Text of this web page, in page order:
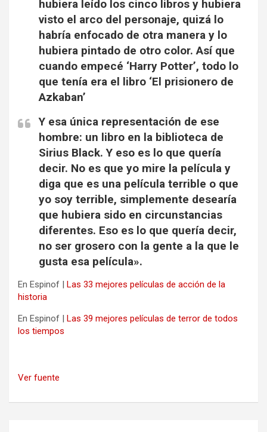
hubiera leído los cinco libros y hubiera
visto el arco del personaje, quizá lo
habría enfocado de otra manera y lo
hubiera pintado de otro color. Así que
cuando empecé ‘Harry Potter’, todo lo
que tenía era el libro ‘El prisionero de
Azkaban’
Y esa única representación de ese
hombre: un libro en la biblioteca de
Sirius Black. Y eso es lo que quería
decir. No es que yo mire la película y
diga que es una película terrible o que
yo soy terrible, simplemente desearía
que hubiera sido en circunstancias
diferentes. Eso es lo que quería decir,
no ser grosero con la gente a la que le
gusta esa película».
En Espinof | Las 33 mejores películas de acción de la
historia
En Espinof | Las 39 mejores películas de terror de todos
los tiempos
Ver fuente